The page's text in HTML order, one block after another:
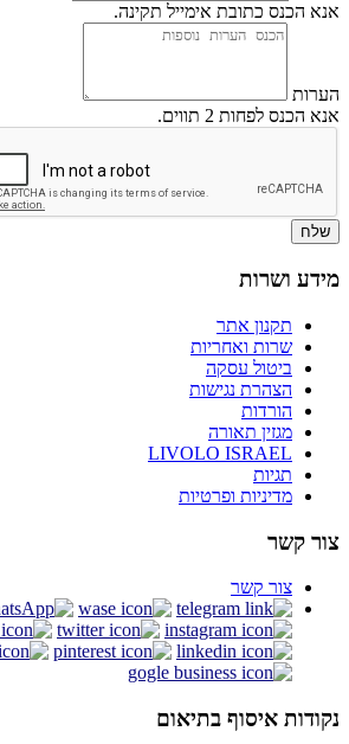
אנא הכנס כתובת אימייל תקינה.
הערות
אנא הכנס לפחות 2 תווים.
שלח
מידע ושרות
תקנון אתר
שרות ואחריות
ביטול עסקה
הצהרת נגישות
הורדות
מגזין תאורה
LIVOLO ISRAEL
תגיות
מדיניות ופרטיות
צור קשר
צור קשר
נקודות איסוף בתיאום